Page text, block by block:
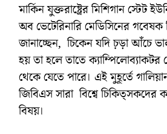
মার্কিন যুক্তরাষ্ট্রের মিশিগান স্টেট
অব ভেটেরিনারি মেডিসিনের গবেষক
জানাচ্ছেন, চিকেন যদি চ়ড়া আঁচে
হয় তা হলে তাতে ক্যাম্পিলোব্যাকটর
থেকে যেতে পারে। এই মুহূর্তে
জিবিএস সারা বিশ্বে চিকিত্সকদের
বিষয়।